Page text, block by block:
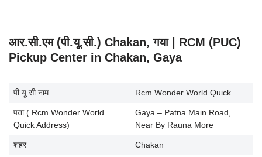
आर.सी.एम (पी.यू.सी.) Chakan, गया | RCM (PUC)
Pickup Center in Chakan, Gaya
पी.यू.सी नाम Rcm Wonder World Quick
पता ( Rcm Wonder World
Quick Address)
Gaya – Patna Main Road,
Near By Rauna More
शहर Chakan